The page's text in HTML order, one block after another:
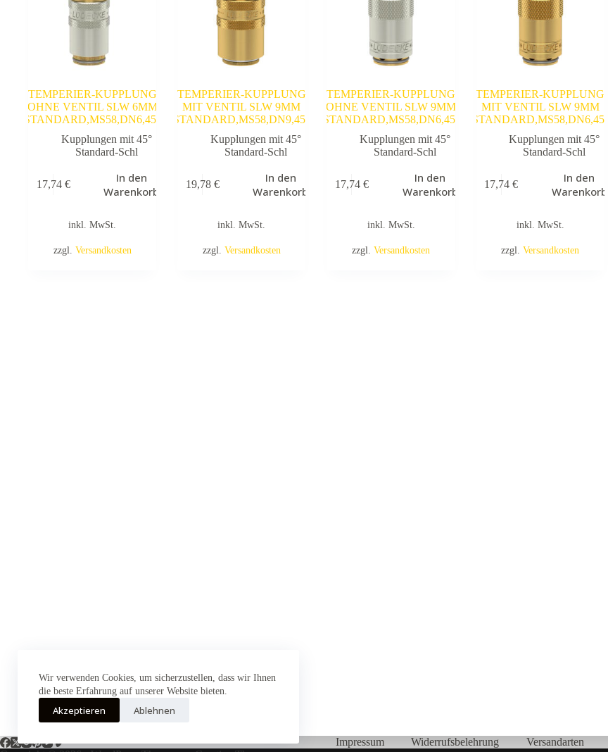
Wir verwenden Cookies, um sicherzustellen, dass wir Ihnen
die beste Erfahrung auf unserer Website bieten.
Akzeptieren Ablehnen
TEMPERIER-KUPPLUNG
OHNE VENTIL SLW 6MM
STANDARD,MS58,DN6,45°
Kupplungen mit 45°
Standard-Schl
17,74 €
In den
Warenkorb
inkl. MwSt.
zzgl. Versandkosten
TEMPERIER-KUPPLUNG
MIT VENTIL SLW 9MM
STANDARD,MS58,DN9,45°
Kupplungen mit 45°
Standard-Schl
19,78 €
In den
Warenkorb
inkl. MwSt.
zzgl. Versandkosten
TEMPERIER-KUPPLUNG
OHNE VENTIL SLW 9MM
STANDARD,MS58,DN6,45°
Kupplungen mit 45°
Standard-Schl
17,74 €
In den
Warenkorb
inkl. MwSt.
zzgl. Versandkosten
TEMPERIER-KUPPLUNG
MIT VENTIL SLW 9MM
STANDARD,MS58,DN6,45°
Kupplungen mit 45°
Standard-Schl
17,74€
In den
Warenkorb
inkl. MwSt.
zzgl.Versandkosten
Impressum Widerrufsbelehrung Versandarten